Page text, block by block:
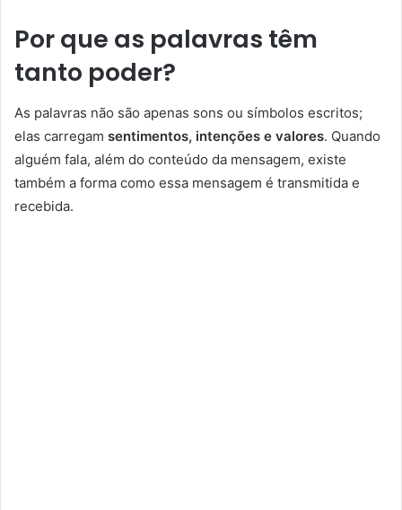
Por que as palavras têm
tanto poder?
As palavras não são apenas sons ou símbolos escritos;
elas carregam sentimentos, intenções e valores. Quando
alguém fala, além do conteúdo da mensagem, existe
também a forma como essa mensagem é transmitida e
recebida.